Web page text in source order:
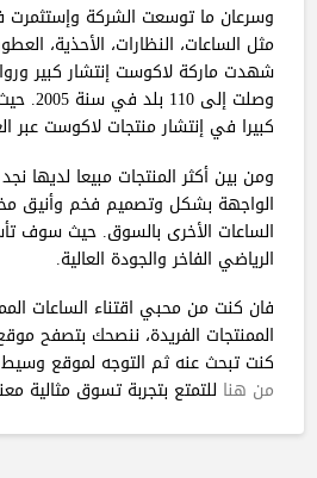
وسرعان ما توسعت الشركة وإستثمرت
شهدت ماركة لاكوست إنتشار كبير
وصلت
كبيرا في إنتشار منتجات لاكوست عبر
ومن بين أكثر المنتجات مبيعا لديها نجد
الواجهة بشكل وتصميم فخم وأنيق
الساعات الأخرى بالسوق. حيث سوف
الرياضي الفاخر والجودة العالية.
فان كنت من محبي اقتناء الساعات
الممنتجات الفريدة، ننصحك بتصفح
كنت تبحث عنه ثم التوجه لموقع وسيط
من هنا للتمتع بتجربة تسوق مثالية